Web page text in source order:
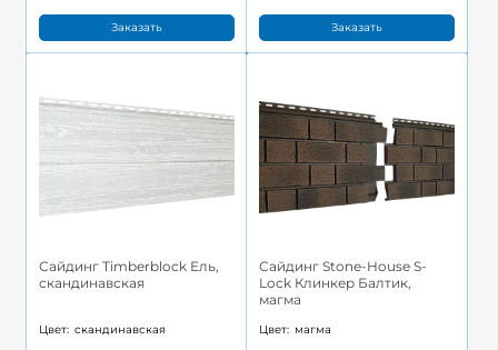
Заказать Заказать
Сайдинг Timberblock Ель,
скандинавская
Цвет: скандинавская
Сайдинг Stone-House S-
Lock Клинкер Балтик,
магма
Цвет: магма